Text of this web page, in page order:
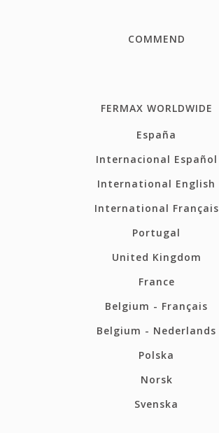
COMMEND
FERMAX WORLDWIDE
España
Internacional Español
International English
International Français
Portugal
United Kingdom
France
Belgium - Français
Belgium - Nederlands
Polska
Norsk
Svenska